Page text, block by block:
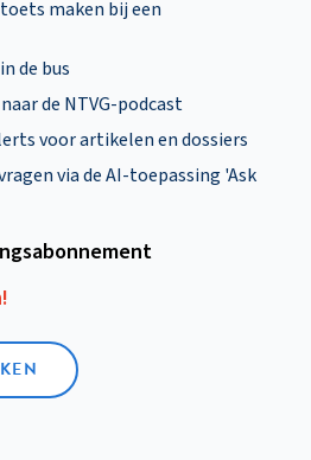
maken bij een
de bus
de NTVG-podcast
voor artikelen en dossiers
via de AI-toepassing 'Ask